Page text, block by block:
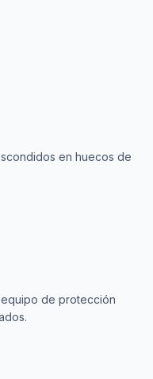
en huecos de
de protección